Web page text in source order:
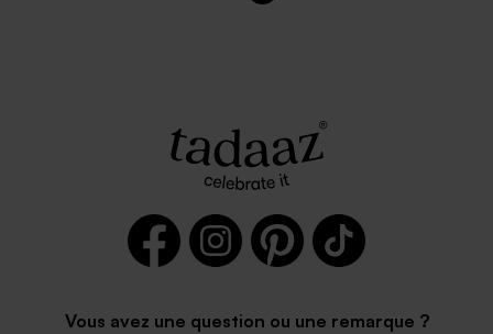
Vous avez une question ou une remarque ?